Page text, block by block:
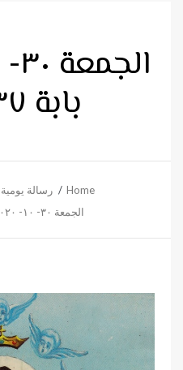
بابة ١٧٣٧ش
Home
رسالة
الجمعة ٣٠- ١٠- ٢٠٢٠م-٢٠ بابة ١٧٣٧ش